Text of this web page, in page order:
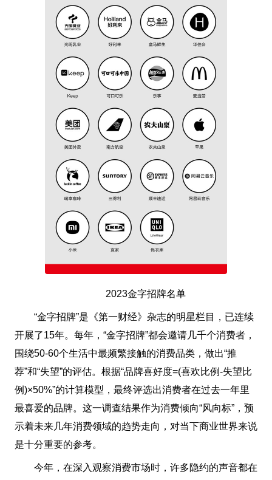
2023金字招牌名单
“金字招牌”是《第一财经》杂志的明星栏目，已连续
开展了15年。每年，“金字招牌”都会邀请几千个消费者，
围绕50-60个生活中最频繁接触的消费品类，做出“推
荐”和“失望”的评估。根据“品牌喜好度=(喜欢比例-失望比
例)×50%”的计算模型，最终评选出消费者在过去一年里
最喜爱的品牌。这一调查结果作为消费倾向“风向标”，预
示着未来几年消费领域的趋势走向，对当下商业世界来说
是十分重要的参考。
今年，在深入观察消费市场时，许多隐约的声音都在